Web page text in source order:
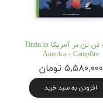
کتاب تن تن در آمریکا Tintin in
America - Campfire
۵,۵۸۰,۰۰۰ تومان
افزودن به سبد خرید